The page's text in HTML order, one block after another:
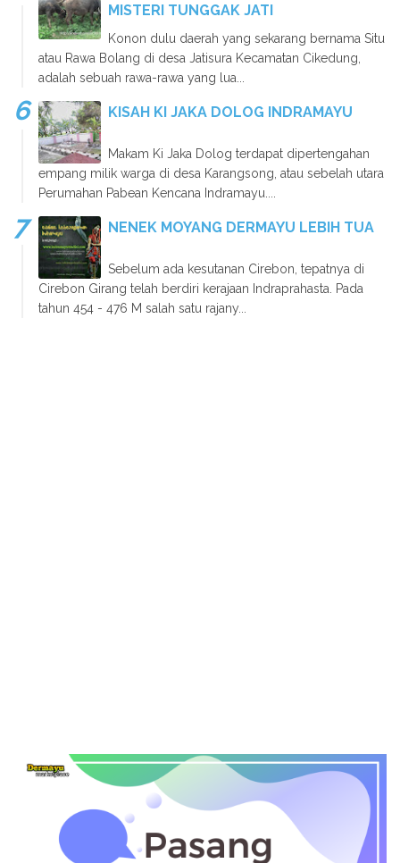
MISTERI TUNGGAK JATI
Konon dulu daerah yang sekarang bernama Situ
atau Rawa Bolang di desa Jatisura Kecamatan Cikedung,
adalah sebuah rawa-rawa yang lua...
KISAH KI JAKA DOLOG INDRAMAYU
Makam Ki Jaka Dolog terdapat dipertengahan
empang milik warga di desa Karangsong, atau sebelah utara
Perumahan Pabean Kencana Indramayu....
NENEK MOYANG DERMAYU LEBIH TUA
Sebelum ada kesutanan Cirebon, tepatnya di
Cirebon Girang telah berdiri kerajaan Indraprahasta. Pada
tahun 454 - 476 M salah satu rajany...